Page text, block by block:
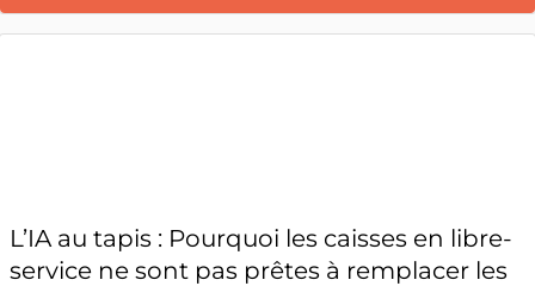
L’IA au tapis : Pourquoi les caisses en libre-
service ne sont pas prêtes à remplacer les